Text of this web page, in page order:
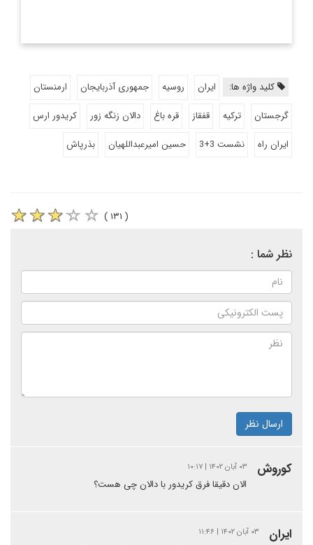
کلید واژه ها: ایران روسیه جمهوری آذربایجان
ارمنستان
گرجستان
ترکیه قفقاز قره باغ دالان زنگه زور
کریدور ارس
ایران راه
نشست 3+3 حسین امیرعبداللهیان بذرپاش
( ۱۳۱ )
نظر شما :
ارسال نظر
کوروش ۰۳ آبان ۱۴۰۲ | ۱۰:۱۷
الان دقیقا فرق کریدور با دالان چی هست؟
ایران ۰۳ آبان ۱۴۰۲ | ۱۱:۴۶